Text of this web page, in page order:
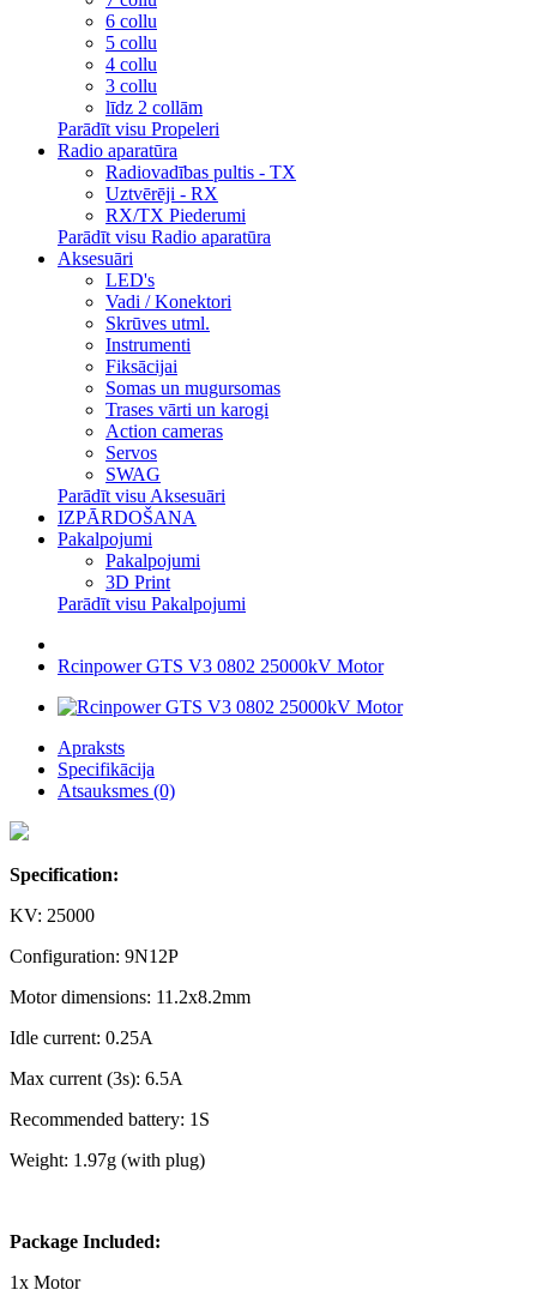
6 collu
5 collu
4 collu
3 collu
līdz 2 collām
Parādīt visu Propeleri
Radio aparatūra
Radiovadības pultis - TX
Uztvērēji - RX
RX/TX Piederumi
Parādīt visu Radio aparatūra
Aksesuāri
LED's
Vadi / Konektori
Skrūves utml.
Instrumenti
Fiksācijai
Somas un mugursomas
Trases vārti un karogi
Action cameras
Servos
SWAG
Parādīt visu Aksesuāri
IZPĀRDOŠANA
Pakalpojumi
Pakalpojumi
3D Print
Parādīt visu Pakalpojumi
Rcinpower GTS V3 0802 25000kV Motor
Apraksts
Specifikācija
Atsauksmes (0)
Specification:
KV: 25000
Configuration: 9N12P
Motor dimensions: 11.2x8.2mm
Idle current: 0.25A
Max current (3s): 6.5A
Recommended battery: 1S
Weight: 1.97g (with plug)
Package Included:
1x Motor